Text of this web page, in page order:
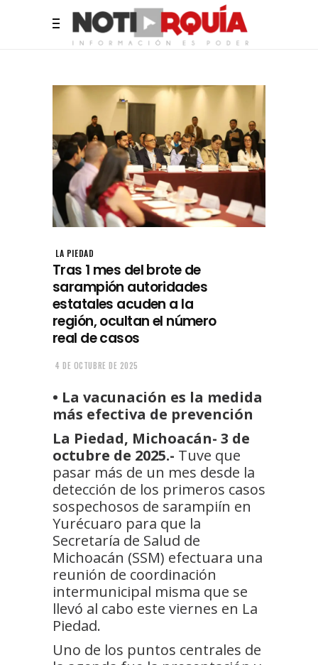
LA PIEDAD
Tras 1 mes del brote de
sarampión autoridades
estatales acuden a la
región, ocultan el número
real de casos
4 DE OCTUBRE DE 2025
•⁠ ⁠La vacunación es la medida
más efectiva de prevención
La Piedad, Michoacán- 3 de
octubre de 2025.- Tuve que
pasar más de un mes desde la
detección de los primeros casos
sospechosos de sarampiín en
Yurécuaro para que la
Secretaría de Salud de
Michoacán (SSM) efectuara una
reunión de coordinación
intermunicipal misma que se
llevó al cabo este viernes en La
Piedad.
Uno de los puntos centrales de